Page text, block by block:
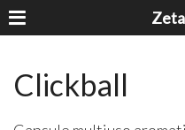
Clickball